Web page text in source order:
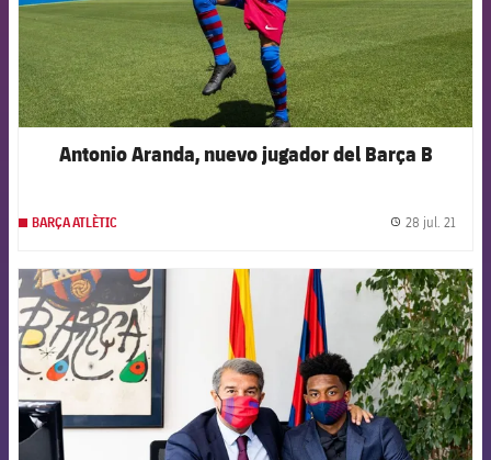
Antonio Aranda, nuevo jugador del Barça B
BARÇA ATLÈTIC 28 jul. 21
FCB Barcelona badge